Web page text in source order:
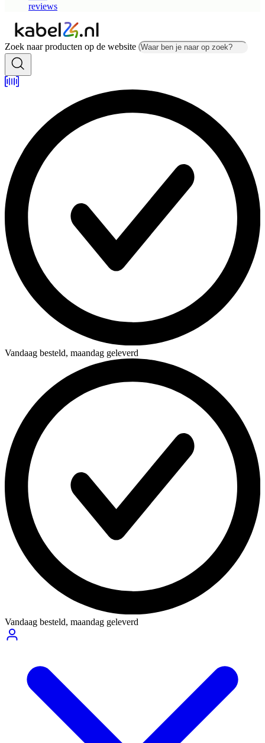
reviews
Zoek naar producten op de website
Vandaag besteld, maandag geleverd
Vandaag besteld, maandag geleverd